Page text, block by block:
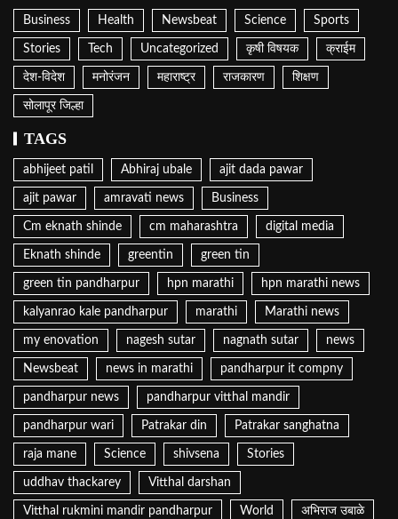
Business Health Newsbeat Science Sports
Stories Tech Uncategorized कृषी विषयक क्राईम
देश-विदेश मनोरंजन महाराष्ट्र राजकारण शिक्षण
सोलापूर जिल्हा
TAGS
abhijeet patil Abhiraj ubale ajit dada pawar
ajit pawar amravati news Business
Cm eknath shinde cm maharashtra digital media
Eknath shinde greentin green tin
green tin pandharpur hpn marathi hpn marathi news
kalyanrao kale pandharpur marathi Marathi news
my enovation nagesh sutar nagnath sutar news
Newsbeat news in marathi pandharpur it compny
pandharpur news pandharpur vitthal mandir
pandharpur wari Patrakar din Patrakar sanghatna
raja mane Science shivsena Stories
uddhav thackarey Vitthal darshan
Vitthal rukmini mandir pandharpur World अभिराज उबाळे